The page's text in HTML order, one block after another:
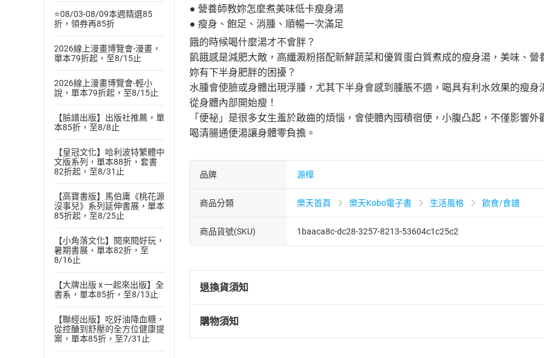
⭐08/03-08/09本週精選85
折，領券再85折
2026線上漫畫博覽會-漫畫，
單本79折起，至8/15止
2026線上漫畫博覽會-輕小
說，單本79折起，至8/15止
【臉譜出版】出版社推薦，單
本85折，至8/8止
【皇冠文化】哈利波特繁體中
文版系列，單本88折，套書
82折起，至8/31止
【高寶書版】馬伯庸《桃花源
沒事兒》系列延伸書展，單本
85折起，至8/25止
【小角落文化】閱來閱好玩，
暑期書展，單本82折，至
8/16止
【大牌出版 x 一起來出版】全
書系，單本85折，至8/13止
【聯經出版】吃好油降血糖，
從控醣到舒壓的全方位健康提
案，單本85折，至7/31止
● 營養師教妳怎麼煮美味低卡瘦身湯
● 瘦身、飽足、消腫、順暢一次滿足
餓的時候喝什麼湯才不會胖？
飢餓感是減肥大敵，高纖澱粉搭配新鮮蔬菜和優質蛋白質煮成的瘦身湯，美味、營
妳有下半身肥胖的困擾？
水腫會使臉或身體出現浮腫，尤其下半身會感到腫脹不適，喝具有利水效果的瘦身
從身體內部開始瘦！
「便祕」是很多女生羞於啟齒的煩惱，會使體內囤積宿便，小腹凸起，不僅影響
喝清腸通便湯讓身體零負擔。
品牌 源樺
商品分類 樂天首頁 樂天Kobo電子書 生活風格 飲食/食譜
商品貨號(SKU) 1baaca8c-dc28-3257-8213-53604c1c25c2
退換貨須知
退換貨規定：
(一)依消費者保護法第19條第1項後段暨通訊交易解除權合理例外情事適用
購物須知